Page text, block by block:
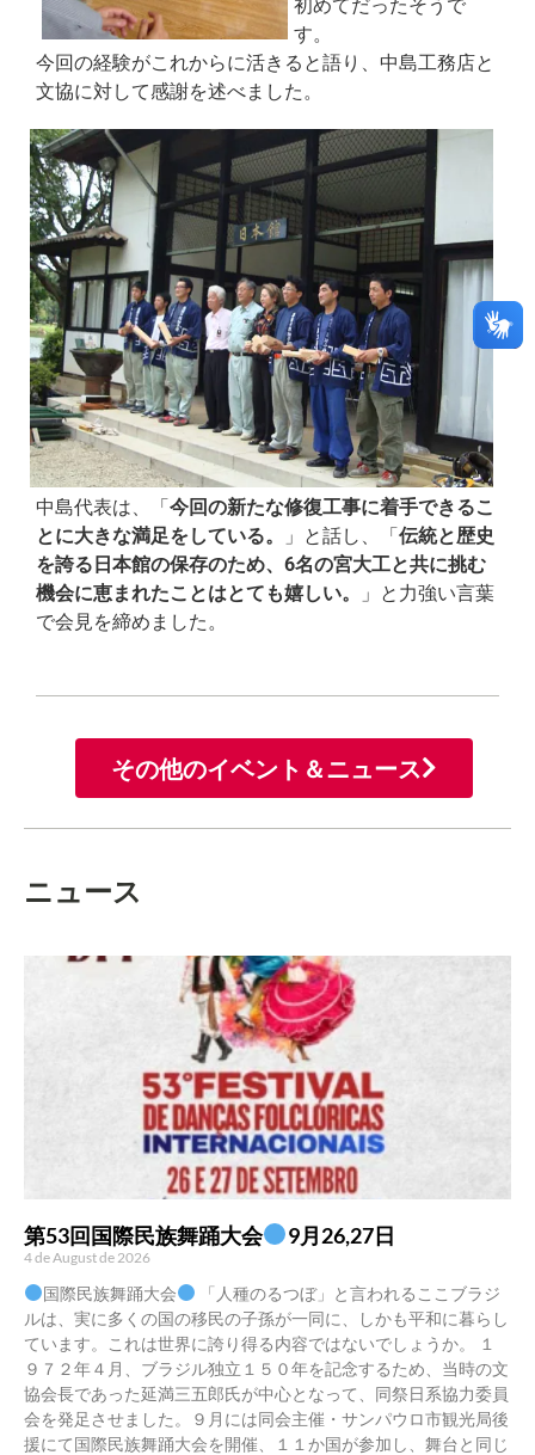
初めてだったそうで
す。
今回の経験がこれからに活きると語り、中島工務店と
文協に対して感謝を述べました。
中島代表は、「今回の新たな修復工事に着手できるこ
とに大きな満足をしている。
」と話し、「伝統と歴史
を誇る日本館の保存のため、6名の宮大工と共に挑む
機会に恵まれたことはとても嬉しい。
」と力強い言葉
で会見を締めました。
その他のイベント＆ニュース
ニュース
第53回国際民族舞踊大会 9月26,27日
4 de August de 2026
国際民族舞踊大会
「人種のるつぼ」と言われるここブラジ
ルは、実に多くの国の移民の子孫が一同に、しかも平和に暮らし
ています。これは世界に誇り得る内容ではないでしょうか。 １
９７２年４月、ブラジル独立１５０年を記念するため、当時の文
協会長であった延満三五郎氏が中心となって、同祭日系協力委員
会を発足させました。９月には同会主催・サンパウロ市観光局後
援にて国際民族舞踊大会を開催、１１か国が参加し、舞台と同じ